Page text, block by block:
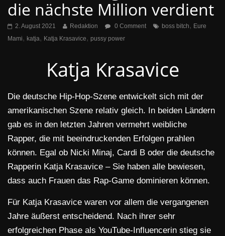
die nächste Million verdient
2. August 2021 Redaktion 0 Comment boss bitch, Eure
Mami, katja, Katja Krasavice, pussy power
Katja Krasavice
Die deutsche Hip-Hop-Szene entwickelt sich mit der
amerikanischen Szene relativ gleich. In beiden Ländern
gab es in den letzten Jahren vermehrt weibliche
Rapper, die mit beeindruckenden Erfolgen prahlen
können. Egal ob Nicki Minaj, Cardi B oder die deutsche
Rapperin Katja Krasavice – Sie haben alle bewiesen,
dass auch Frauen das Rap-Game dominieren können.
Für Katja Krasavice waren vor allem die vergangenen
Jahre äußerst entscheidend. Nach ihrer sehr
erfolgreichen Phase als YouTube-Influencerin stieg sie